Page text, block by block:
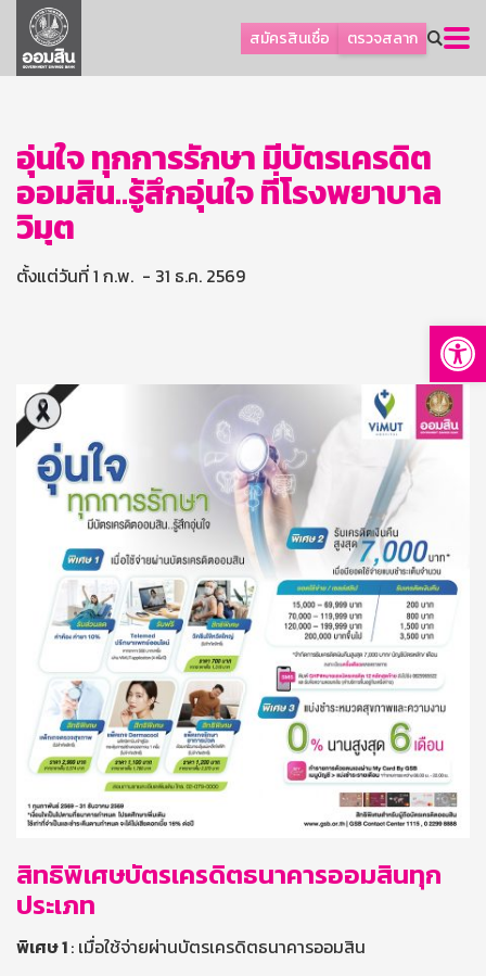
สมัครสินเชื่อ ตรวจสลาก
ลูกค้าธุรกิจ
ลูกค้าผู้ประกอบรายย่อย
ออมเพื่อสุข
เกี่ยวกับธนาคาร
การพัฒนาที่ยั่งยืน
ข่าวสาร
บริการออนไลน์
TH
EN
GSB Society
อุ่นใจ ทุกการรักษา มีบัตรเครดิต
ออมสิน..รู้สึกอุ่นใจ ที่โรงพยาบาล
วิมุต
ตั้งแต่วันที่ 1 ก.พ. - 31 ธ.ค. 2569
สิทธิพิเศษบัตรเครดิตธนาคารออมสินทุก
ประเภท
พิเศษ 1: เมื่อใช้จ่ายผ่านบัตรเครดิตธนาคารออมสิน